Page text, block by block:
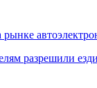
разрешили